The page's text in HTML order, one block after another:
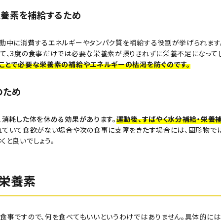
素を補給するため
中に消費するエネルギーやタンパク質を補給する役割が挙げられま
、3度の食事だけでは必要な栄養素が摂りきれずに栄養不足になって
とで必要な栄養素の補給やエネルギーの枯渇を防ぐのです。
め
耗した体を休める効果があります。運動後、すばやく水分補給・栄養
ていて食欲がない場合や次の食事に支障をきたす場合には、固形物で
良いでしょう。
養素
事ですので、何を食べてもいいというわけではありません。具体的に